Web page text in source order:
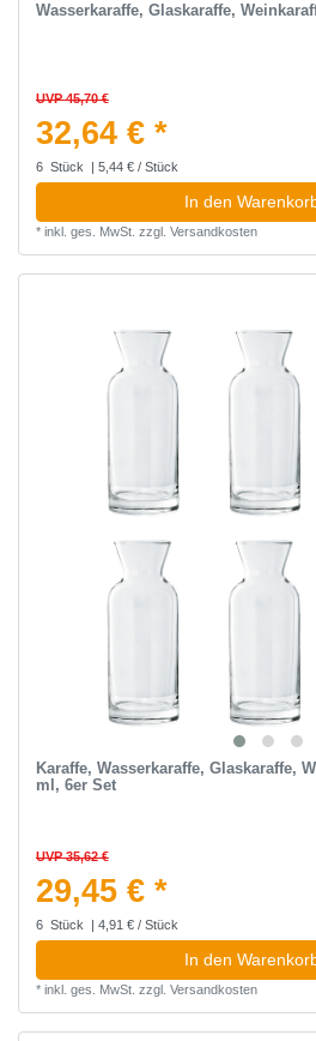
Wasserkaraffe, Glaskaraffe,
UVP 45,70 €
32,64 € *
6 Stück | 5,44 € / Stück
In den
* inkl. ges. MwSt. zzgl. Versandkosten
Karaffe, Wasserkaraffe, Glaskaraffe,
ml, 6er Set
UVP 35,62 €
29,45 € *
6 Stück | 4,91 € / Stück
In den
* inkl. ges. MwSt. zzgl. Versandkosten